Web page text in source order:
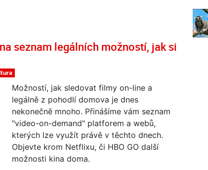
seznam legálních možností, jak si
Možností, jak sledovat filmy on-line a
legálně z pohodlí domova je dnes
nekonečně mnoho. Přinášíme vám seznam
"video-on-demand" platforem a webů,
kterých lze využít právě v těchto dnech.
Objevte krom Netflixu, či HBO GO další
možnosti kina doma.